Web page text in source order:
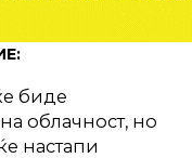
биде
облачност, но
настапи